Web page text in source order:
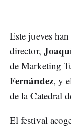
Este jueves
director,
de Marketing
Fernández, y
de la Catedral
El festival